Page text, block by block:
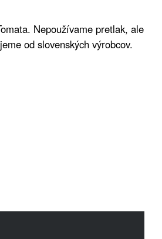
Nepoužívame pretlak, ale
od slovenských výrobcov.